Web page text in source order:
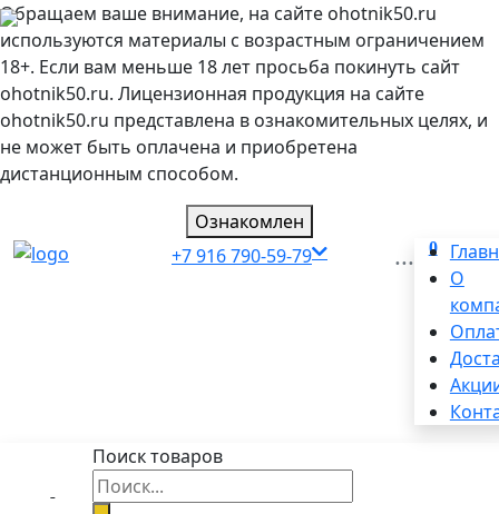
Обращаем ваше внимание, на сайте ohotnik50.ru
используются материалы с возрастным ограничением
18+. Если вам меньше 18 лет просьба покинуть сайт
ohotnik50.ru. Лицензионная продукция на сайте
ohotnik50.ru представлена в ознакомительных целях, и
не может быть оплачена и приобретена
дистанционным способом.
Ознакомлен
+7 916 790-59-79
0
...
О
Поиск товаров